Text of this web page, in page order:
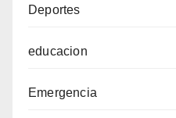
Deportes
educacion
Emergencia